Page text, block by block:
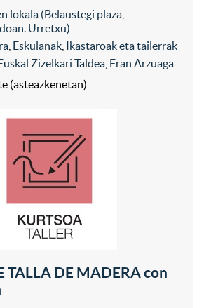
lokala (Belaustegi plaza,
Urretxu)
Eskulanak Ikastaroak eta tailerrak
Zizelkari Taldea Fran Arzuaga
(asteazkenetan)
TALLA DE MADERA con